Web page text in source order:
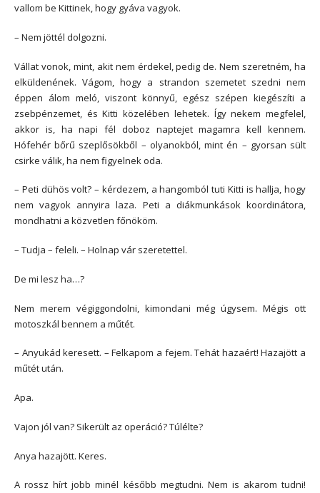
vallom be Kittinek, hogy gyáva vagyok.
– Nem jöttél dolgozni.
Vállat vonok, mint, akit nem érdekel, pedig de. Nem szeretném, ha
elküldenének. Vágom, hogy a strandon szemetet szedni nem
éppen álom meló, viszont könnyű, egész szépen kiegészíti a
zsebpénzemet, és Kitti közelében lehetek. Így nekem megfelel,
akkor is, ha napi fél doboz naptejet magamra kell kennem.
Hófehér bőrű szeplősökből – olyanokból, mint én – gyorsan sült
csirke válik, ha nem figyelnek oda.
– Peti dühös volt? – kérdezem, a hangomból tuti Kitti is hallja, hogy
nem vagyok annyira laza. Peti a diákmunkások koordinátora,
mondhatni a közvetlen főnököm.
– Tudja – feleli. – Holnap vár szeretettel.
De mi lesz ha…?
Nem merem végiggondolni, kimondani még úgysem. Mégis ott
motoszkál bennem a műtét.
– Anyukád keresett. – Felkapom a fejem. Tehát hazaért! Hazajött a
műtét után.
Apa.
Vajon jól van? Sikerült az operáció? Túlélte?
Anya hazajött. Keres.
A rossz hírt jobb minél később megtudni. Nem is akarom tudni!